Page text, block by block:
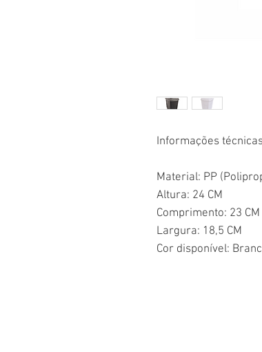
Informações
Material: PP
Altura: 24 CM
Comprimento: 23 CM
Largura: 18,5 CM
Cor disponível: